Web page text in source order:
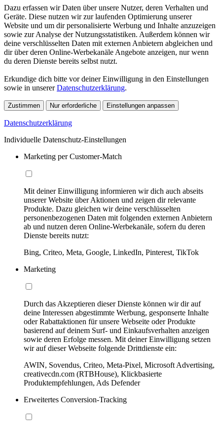
Dazu erfassen wir Daten über unsere Nutzer, deren Verhalten und
Geräte. Diese nutzen wir zur laufenden Optimierung unserer
Website und um dir personalisierte Werbung und Inhalte anzuzeigen
sowie zur Analyse der Nutzungsstatistiken. Außerdem können wir
deine verschlüsselten Daten mit externen Anbietern abgleichen und
dir über deren Online-Werbekanäle Angebote anzeigen, nur wenn
du deren Dienste bereits selbst nutzt.
Erkundige dich bitte vor deiner Einwilligung in den Einstellungen
sowie in unsererDatenschutzerklärung.
Zustimmen Nur erforderliche Einstellungen anpassen
Datenschutzerklärung
Individuelle Datenschutz-Einstellungen
Marketing per Customer-Match
Mit deiner Einwilligung informieren wir dich auch abseits
unserer Website über Aktionen und zeigen dir relevante
Produkte. Dazu gleichen wir deine verschlüsselten
personenbezogenen Daten mit folgenden externen Anbietern
ab und nutzen deren Online-Werbekanäle, sofern du deren
Dienste bereits nutzt:
Bing, Criteo, Meta, Google, LinkedIn, Pinterest, TikTok
Marketing
Durch das Akzeptieren dieser Dienste können wir dir auf
deine Interessen abgestimmte Werbung, gesponserte Inhalte
oder Rabattaktionen für unsere Webseite oder Produkte
basierend auf deinem Surf- und Einkaufsverhalten anzeigen
sowie deren Erfolge messen. Mit deiner Einwilligung setzen
wir auf dieser Webseite folgende Drittdienste ein:
AWIN, Sovendus, Criteo, Meta-Pixel, Microsoft Advertising,
creativecdn.com (RTBHouse), Klickbasierte
Produktempfehlungen, Ads Defender
Erweitertes Conversion-Tracking